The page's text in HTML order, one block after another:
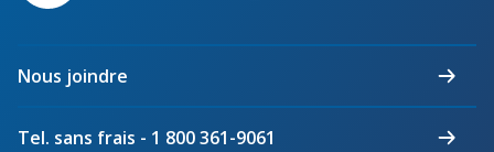
électriciens
Nous joindre
Tel. sans frais - 1 800 361-9061